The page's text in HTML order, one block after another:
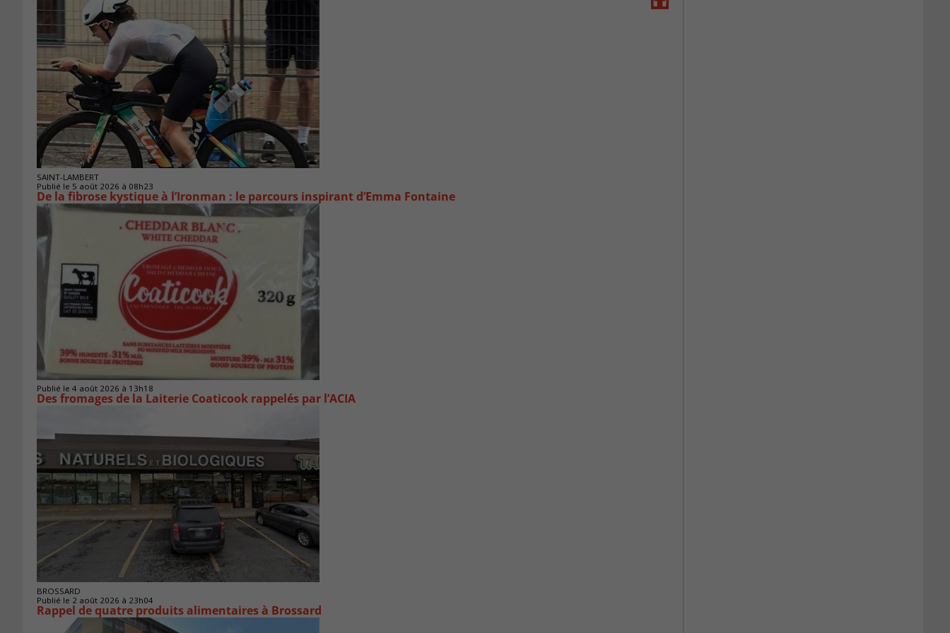
SAINT-LAMBERT
Publié le 5 août 2026 à 08h23
De la fibrose kystique à l’Ironman : le parcours inspirant d’Emma Fontaine
Publié le 4 août 2026 à 13h18
Des fromages de la Laiterie Coaticook rappelés par l’ACIA
BROSSARD
Publié le 2 août 2026 à 23h04
Rappel de quatre produits alimentaires à Brossard